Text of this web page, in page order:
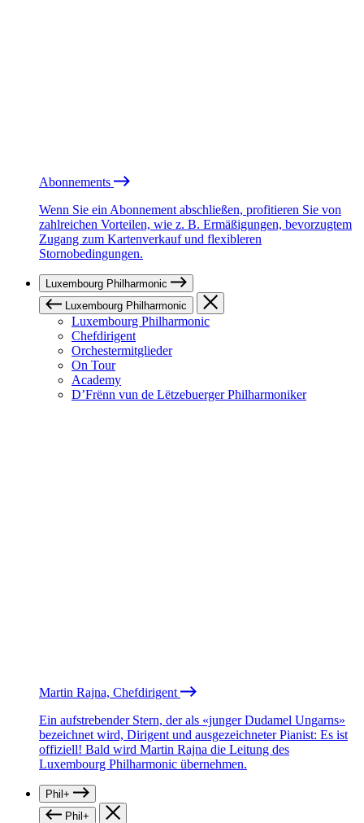
Abonnements
Wenn Sie ein Abonnement abschließen, profitieren Sie von
zahlreichen Vorteilen, wie z. B. Ermäßigungen, bevorzugtem
Zugang zum Kartenverkauf und flexibleren
Stornobedingungen.
Luxembourg Philharmonic
Luxembourg Philharmonic
Luxembourg Philharmonic
Chefdirigent
Orchestermitglieder
On Tour
Academy
D’Frënn vun de Lëtzebuerger Philharmoniker
Martin Rajna, Chefdirigent
Ein aufstrebender Stern, der als «junger Dudamel Ungarns»
bezeichnet wird, Dirigent und ausgezeichneter Pianist: Es ist
offiziell! Bald wird Martin Rajna die Leitung des
Luxembourg Philharmonic übernehmen.
Phil+
Phil+